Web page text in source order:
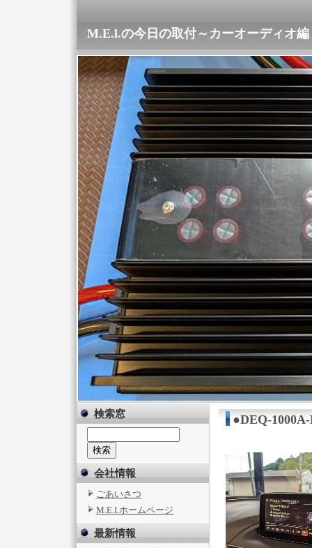
M.E.l.の今日の取付～カーオーディオ編
検索窓
会社情報
ごあいさつ
M.E.I.ホームページ
最新情報
●DEQ-